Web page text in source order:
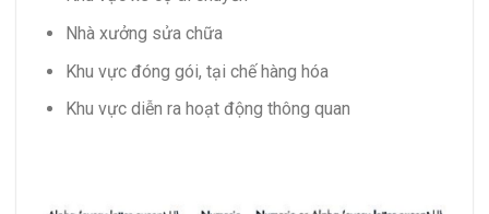
Nhà xưởng sửa chữa
Khu vực đóng gói, tại chế hàng hóa
Khu vực diễn ra hoạt động thông quan